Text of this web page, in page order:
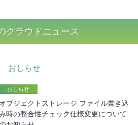
クラウドニュース
おしらせ
おしらせ
オブジェクトストレージ ファイル書き込
時の整合性チェック仕様変更について